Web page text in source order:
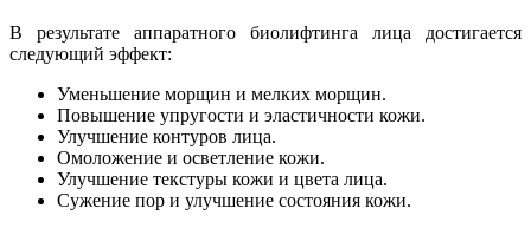
В результате аппаратного биолифтинга лица достигается
следующий эффект:
Уменьшение морщин и мелких морщин.
Повышение упругости и эластичности кожи.
Улучшение контуров лица.
Омоложение и осветление кожи.
Улучшение текстуры кожи и цвета лица.
Сужение пор и улучшение состояния кожи.